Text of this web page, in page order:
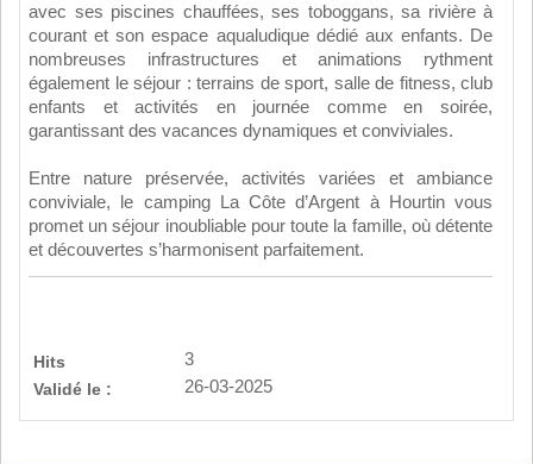
avec ses piscines chauffées, ses toboggans, sa rivière à
courant et son espace aqualudique dédié aux enfants. De
nombreuses infrastructures et animations rythment
également le séjour : terrains de sport, salle de fitness, club
enfants et activités en journée comme en soirée,
garantissant des vacances dynamiques et conviviales.
Entre nature préservée, activités variées et ambiance
conviviale, le camping La Côte d’Argent à Hourtin vous
promet un séjour inoubliable pour toute la famille, où détente
et découvertes s’harmonisent parfaitement.
Hits
3
Validé le :
26-03-2025